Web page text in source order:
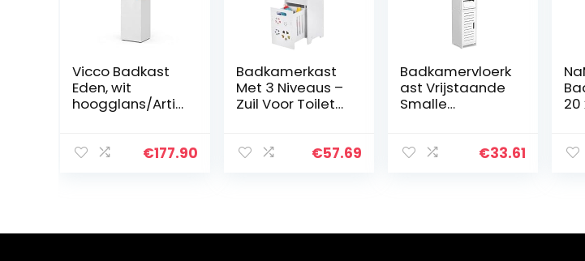
Vicco Badkast
Eden, wit
hoogglans/Artis
deuren en lade
€177.90
Badkamerkast
Met 3 Niveaus –
Zuil Voor Toilet
€57.69
Badkamervloerk
ast Vrijstaande
Smalle
Weefselopbergr
15,5 x 15 cm
€33.61
20